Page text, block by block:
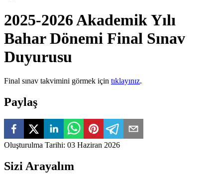
2025-2026 Akademik Yılı
Bahar Dönemi Final Sınav
Duyurusu
Final sınav takvimini görmek için tıklayınız.
Paylaş
Oluşturulma Tarihi: 03 Haziran 2026
Sizi Arayalım